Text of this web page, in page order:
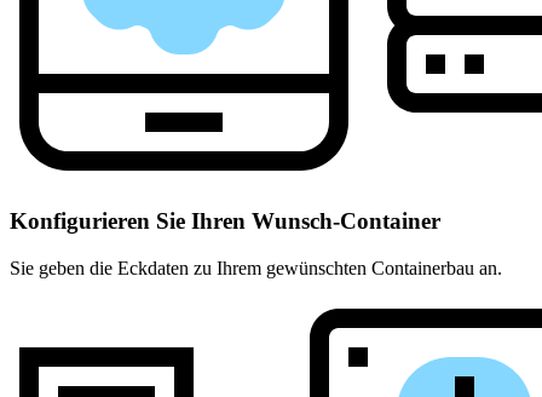
Konfigurieren Sie Ihren Wunsch-Container
Sie geben die Eckdaten zu Ihrem gewünschten Containerbau an.